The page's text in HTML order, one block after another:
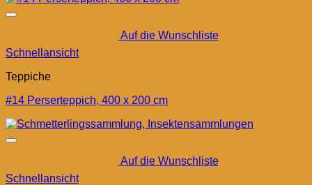
Auf die Wunschliste
Schnellansicht
Teppiche
#14 Perserteppich, 400 x 200 cm
Auf die Wunschliste
Schnellansicht